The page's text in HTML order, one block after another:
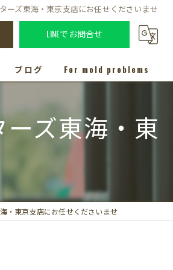
ーズ東海・東京支店にお任せくださいませ
LINEでお問合せ
ブログ For mold problems
ズ東海・東
・東京支店にお任せくださいませ